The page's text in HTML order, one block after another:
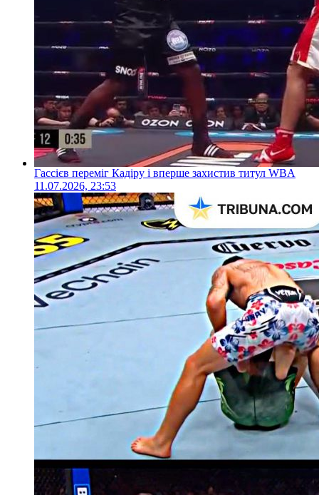
Гассієв переміг Кадіру і вперше захистив титул WBA
11.07.2026, 23:53